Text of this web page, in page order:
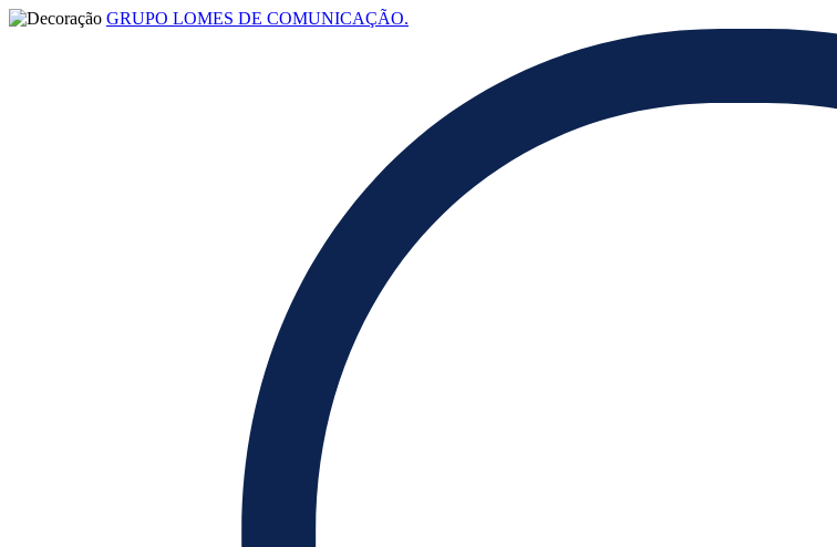
GRUPO LOMES DE COMUNICAÇÃO.